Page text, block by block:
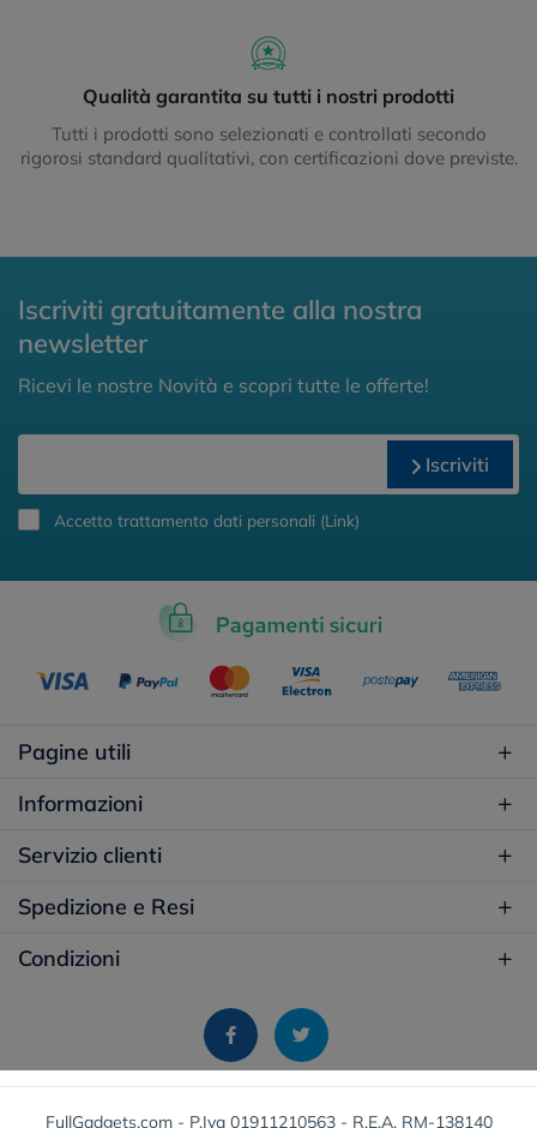
Qualità garantita su tutti i nostri prodotti
Tutti i prodotti sono selezionati e controllati secondo
rigorosi standard qualitativi, con certificazioni dove previste.
Iscriviti gratuitamente alla nostra
newsletter
Ricevi le nostre Novità e scopri tutte le offerte!
Iscriviti
Accetto trattamento dati personali (Link)
Pagine utili
Informazioni
Servizio clienti
Spedizione e Resi
Condizioni
FullGadgets.com - P.Iva 01911210563 - R.E.A. RM-138140